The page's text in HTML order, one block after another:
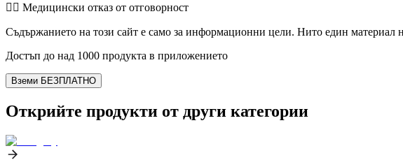
👨‍⚕️️ Медицински отказ от отговорност
Съдържанието на този сайт е само за информационни цели. Нито един материал
Достъп до над 1000 продукта в приложението
Вземи БЕЗПЛАТНО
Открийте продукти от други категории